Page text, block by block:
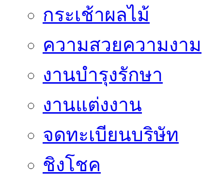
กระเช้าผลไม้
ความสวยความงาม
งานบำรุงรักษา
งานแต่งงาน
จดทะเบียนบริษัท
ชิงโชค